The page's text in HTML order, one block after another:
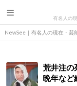
有名人の
NewSee｜有名人の現在・芸
荒井注の
晩年など